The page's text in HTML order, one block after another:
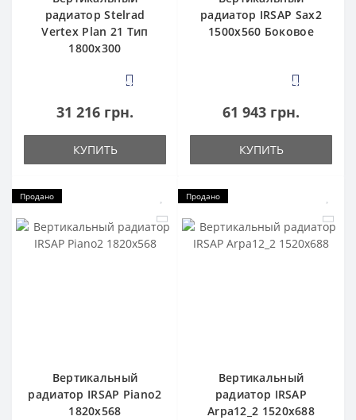
радиатор Stelrad
Vertex Plan 21 Тип
1800x300
4
31 216 грн.
КУПИТЬ
радиатор IRSAP Sax2
1500x560 Боковое
4
61 943 грн.
КУПИТЬ
Продано
Вертикальный
радиатор IRSAP Piano2
1820x568
Продано
Вертикальный
радиатор IRSAP
Arpa12_2 1520x688